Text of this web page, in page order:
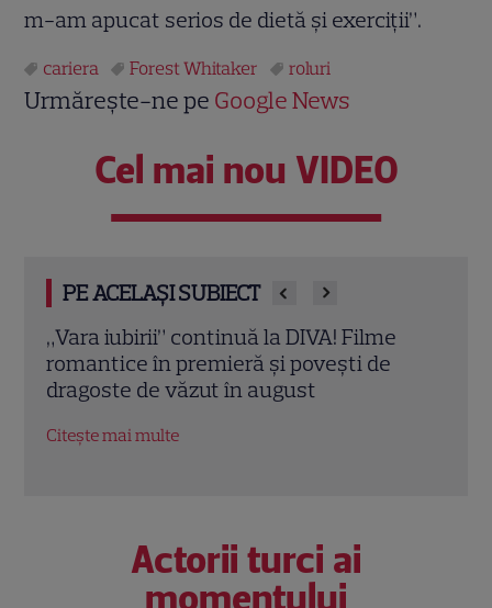
m-am apucat serios de dietă şi exerciţii”.
cariera Forest Whitaker roluri
Urmărește-ne pe Google News
Cel mai nou VIDEO
PE ACELAȘI SUBIECT
Eva Pavel a început filmările pentru noul
sezon „Apel la consilier”. Ce pregătește
la Kanal D
Citește mai multe
Actorii turci ai
momentului